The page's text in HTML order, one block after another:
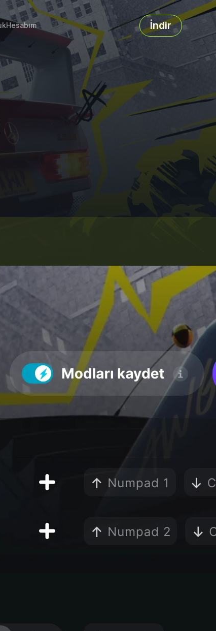
Hesabım İndir